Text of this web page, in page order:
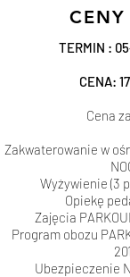
TERMIN :
CENA:
Cena
Zakwaterowanie w
Wyżywienie (3
Opiekę
Zajęcia
Program obozu
Ubezpieczenie